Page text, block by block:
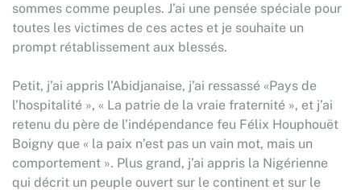
sommes comme peuples. J’ai une pensée spéciale pour
toutes les victimes de ces actes et je souhaite un
prompt rétablissement aux blessés.
Petit, j’ai appris l’Abidjanaise, j’ai ressassé «Pays de
l’hospitalité », « La patrie de la vraie fraternité », et j’ai
retenu du père de l’indépendance feu Félix Houphouët
Boigny que « la paix n’est pas un vain mot, mais un
comportement ». Plus grand, j’ai appris la Nigérienne
qui décrit un peuple ouvert sur le continent et sur le